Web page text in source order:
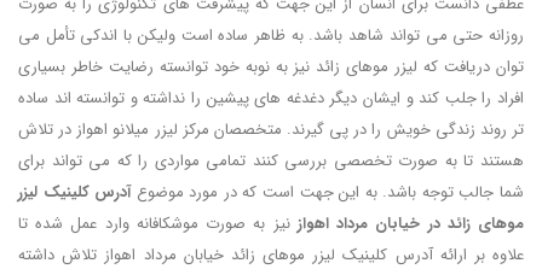
روزانه حتی می تواند شاهد باشد. به ظاهر ساده است ولیکن با اندکی تأمل می
توان دریافت که لیزر موهای زائد نیز به نوبه خود توانسته رضایت خاطر بسیاری
افراد را جلب کند و ایشان دیگر دغدغه های پیشین را نداشته و توانسته اند ساده
تر روند زندگی خویش را در پی گیرند. متخصصان مرکز لیزر میلانو اهواز در تلاش
هستند تا به صورت تخصصی بررسی کنند تمامی مواردی را که می تواند برای
شما جالب توجه باشد. به این جهت است که در مورد موضوعآدرس کلینیک لیزر
موهای زائد در خیابان مرداد اهواز نیز به صورت موشکافانه وارد عمل شده تا
علاوه بر ارائه آدرس کلینیک لیزر موهای زائد خیابان مرداد اهواز تلاش داشته